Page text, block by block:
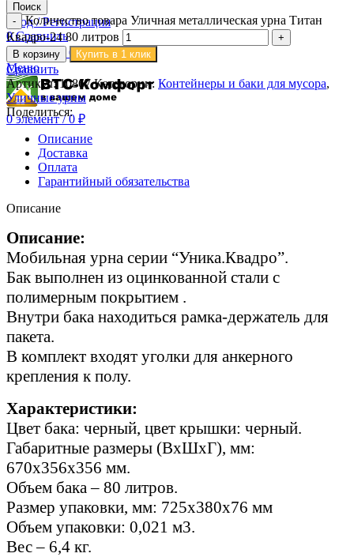
Поиск
Вход / Регистрация
0 Сравнить
0элемент 0₽
Меню
0элемент / 0 ₽
Количество товара Уличная металлическая урна Титан
Квадро-24 80 литров
В корзину Купить в 1 клик
Сравнить
Артикул:10867Категории: Контейнеры и баки для мусора,
Уличные урны
Поделиться:
Описание
Доставка
Оплата
Гарантийный обязательства
Описание
Описание:
Мобильная урна серии “Уника.Квадро”.
Бак выполнен из оцинкованной стали с
полимерным покрытием .
Внутри бака находиться рамка-держатель для
пакета.
В комплект входят уголки для анкерного
крепления к полу.
Характеристики:
Цвет бака: черный, цвет крышки: черный.
Габаритные размеры (ВхШхГ), мм:
670х356х356 мм.
Объем бака – 80 литров.
Размер упаковки, мм: 725х380х76 мм
Объем упаковки: 0,021 м3.
Вес – 6,4 кг.